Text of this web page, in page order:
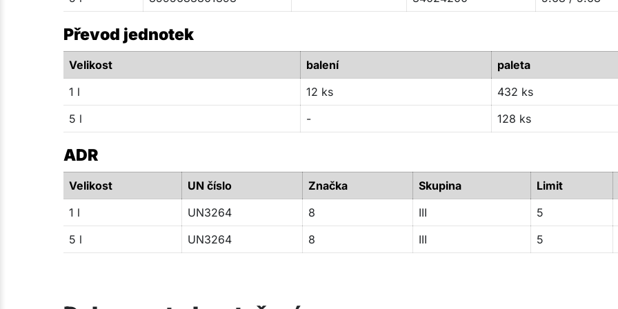
Převod jednotek
Velikost balení
paleta
1 l
12 ks
432 ks
5 l
- 128 ks
ADR
Velikost UN číslo Značka Skupina Limit
1 l
UN3264 8 III 5
5 l
UN3264 8 III 5